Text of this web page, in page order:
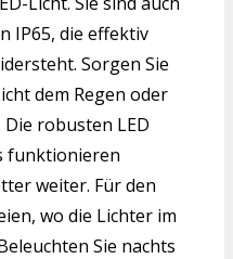
IP65, die effektiv
Sorgen Sie
dem Regen oder
Die robusten LED
funktionieren
weiter. Für den
wo die Lichter im
Sie nachts